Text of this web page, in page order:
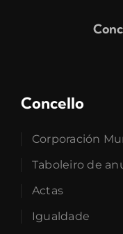
Concello
Corporación
Taboleiro de
Actas
Igualdade